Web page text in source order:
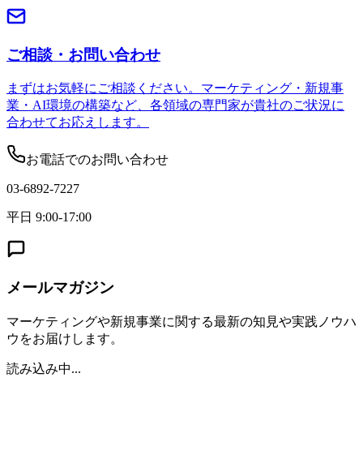
ご相談・お問い合わせ
まずはお気軽にご相談ください。マーケティング・新規事
業・AI環境の構築など、各領域の専門家が貴社のご状況に
合わせてお応えします。
お電話でのお問い合わせ
03-6892-7227
平日 9:00-17:00
メールマガジン
マーケティングや新規事業に関する最新の知見や実践ノウハ
ウをお届けします。
読み込み中...